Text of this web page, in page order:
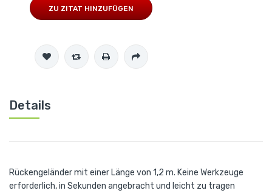
ZU ZITAT HINZUFÜGEN
Details
Rückengeländer mit einer Länge von 1,2 m. Keine Werkzeuge
erforderlich, in Sekunden angebracht und leicht zu tragen